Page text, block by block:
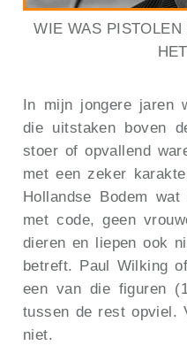
WIE WAS PISTOLEN
In mijn jongere jaren
die uitstaken boven
stoer of opvallend
met een zeker
Hollandse Bodem
met code, geen
dieren en liepen ook
betreft. Paul Wilking
een van die figuren
tussen de rest opviel.
niet.